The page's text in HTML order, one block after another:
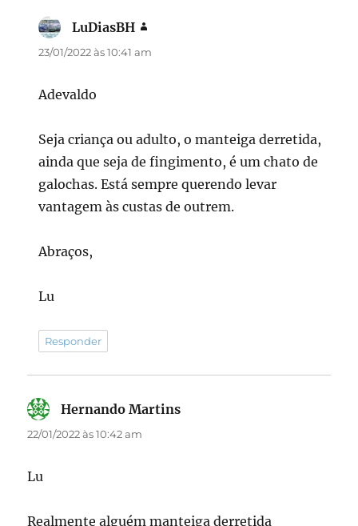
LuDiasBH
23/01/2022 às 10:41 am
Adevaldo
Seja criança ou adulto, o manteiga derretida,
ainda que seja de fingimento, é um chato de
galochas. Está sempre querendo levar
vantagem às custas de outrem.
Abraços,
Lu
Responder
Hernando Martins
22/01/2022 às 10:42 am
Lu
Realmente alguém manteiga derretida